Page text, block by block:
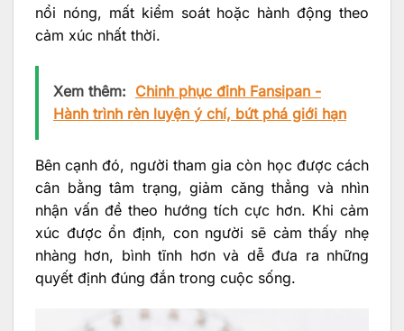
nổi nóng, mất kiểm soát hoặc hành động theo
cảm xúc nhất thời.
Xem thêm: Chinh phục đỉnh Fansipan -
Hành trình rèn luyện ý chí, bứt phá giới hạn
Bên cạnh đó, người tham gia còn học được cách
cân bằng tâm trạng, giảm căng thẳng và nhìn
nhận vấn đề theo hướng tích cực hơn. Khi cảm
xúc được ổn định, con người sẽ cảm thấy nhẹ
nhàng hơn, bình tĩnh hơn và dễ đưa ra những
quyết định đúng đắn trong cuộc sống.